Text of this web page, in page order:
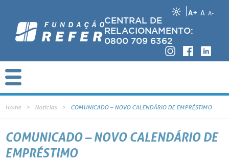
A+ A A-
CENTRAL DE
RELACIONAMENTO:
0800 709 6362
Home Notícias COMUNICADO – NOVO CALENDÁRIO DE EMPRÉSTIMO
COMUNICADO – NOVO CALENDÁRIO DE
EMPRÉSTIMO